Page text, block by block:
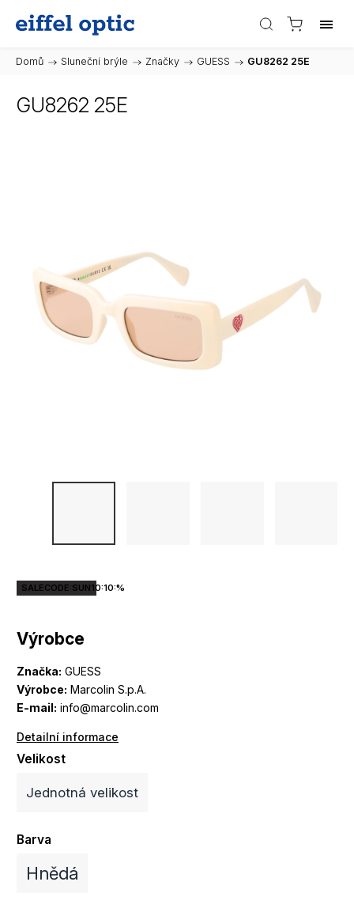
Domů / Sluneční brýle / Značky / GUESS / GU8262 25E
GU8262 25E
Výrobce
Značka: GUESS
Výrobce: Marcolin S.p.A.
E-mail: info@marcolin.com
Detailní informace
SALECODE:SUN10:10:%
Velikost
Jednotná velikost
Barva
Hnědá